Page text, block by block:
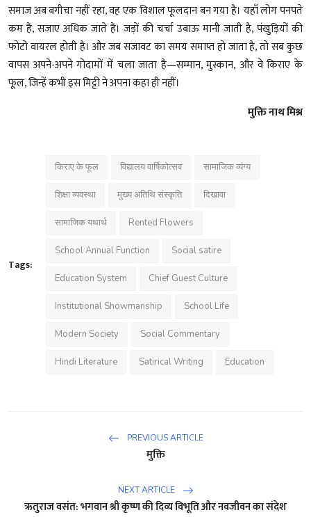
समाज अब बगीचा नहीं रहा, वह एक विशाल फूलदान बन गया है। यहाँ लोग पनपते
कम हैं, सजाए अधिक जाते हैं। जड़ों की चर्चा उबाऊ मानी जाती है, पंखुड़ियों की
फोटो वायरल होती है। और जब सजावट का समय समाप्त हो जाता है, तो सब कुछ
वापस अपने-अपने गोदामों में चला जाता है—सम्मान, मुस्कान, और वे किराए के
फूल, जिन्हें कभी इस मिट्टी ने अपना कहा ही नहीं।
मुक्ति नाथ मिश्र
Tags:
किराए के फूल विद्यालय वार्षिकोत्सव सामाजिक व्यंग्य
शिक्षा व्यवस्था मुख्य अतिथि संस्कृति दिखावा
सामाजिक यथार्थ Rented Flowers
School Annual Function Social satire
Education System Chief Guest Culture
Institutional Showmanship School Life
Modern Society Social Commentary
Hindi Literature Satirical Writing Education
PREVIOUS ARTICLE
मुक्ति
NEXT ARTICLE
ऋतुराज वसंत: भगवान श्री कृष्ण की दिव्य विभूति और नवजीवन का संदेश